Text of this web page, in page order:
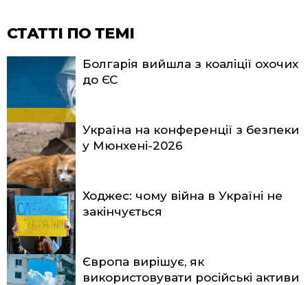
СТАТТІ ПО ТЕМІ
Болгарія вийшла з коаліції охочих
до ЄС
Україна на конференції з безпеки
у Мюнхені-2026
Ходжес: чому війна в Україні не
закінчується
Європа вирішує, як
використовувати російські активи